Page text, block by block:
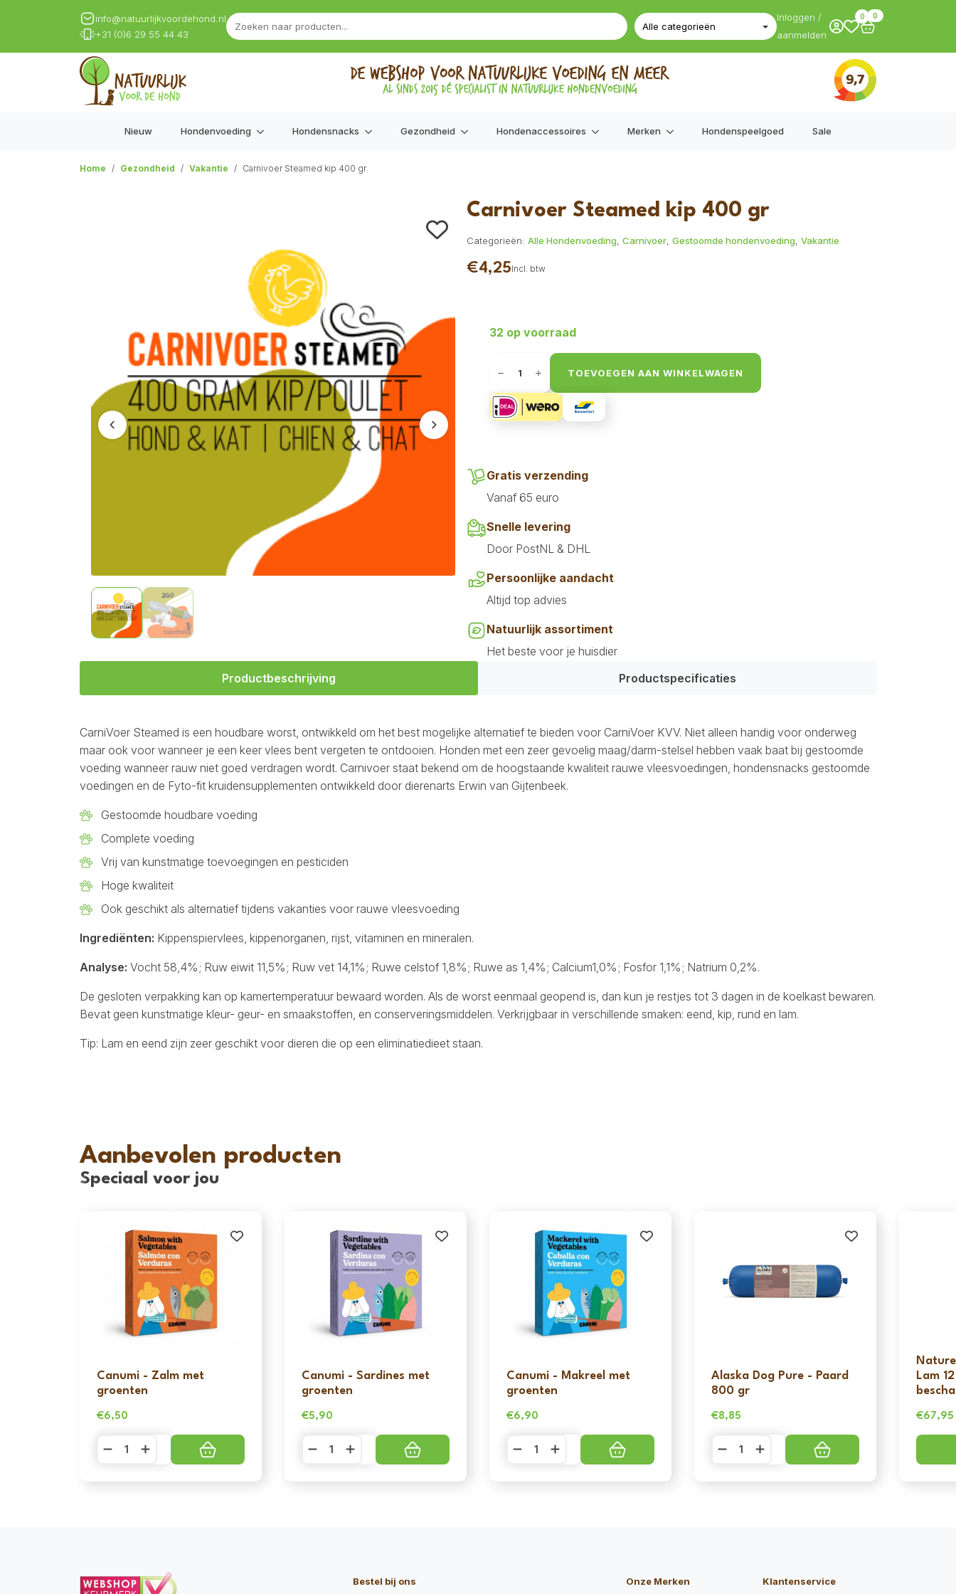
info@natuurlijkvoordehond.nl
+31 (0)6 29 55 44 43
Inloggen /
aanmelden
0 0
Nieuw Hondenvoeding Hondensnacks Gezondheid Hondenaccessoires Merken Hondenspeelgoed Sale
Home Gezondheid Vakantie Carnivoer Steamed kip 400 gr
Vorige Volgende
Carnivoer Steamed kip 400 gr
Categorieën: Alle Hondenvoeding Carnivoer Gestoomde hondenvoeding Vakantie
€4,25Incl. btw
32 op voorraad
Steamed
400
gr
aantal
TOEVOEGEN AAN WINKELWAGEN
Gratis verzending
Vanaf 65 euro
Snelle levering
Door PostNL & DHL
Persoonlijke aandacht
Altijd top advies
Natuurlijk assortiment
Het beste voor je huisdier
Productbeschrijving
Productspecificaties
CarniVoer Steamed is een houdbare worst, ontwikkeld om het best mogelijke alternatief te bieden voor CarniVoer KVV. Niet alleen handig voor onderweg
maar ook voor wanneer je een keer vlees bent vergeten te ontdooien. Honden met een zeer gevoelig maag/darm-stelsel hebben vaak baat bij gestoomde
voeding wanneer rauw niet goed verdragen wordt. Carnivoer staat bekend om de hoogstaande kwaliteit rauwe vleesvoedingen, hondensnacks gestoomde
voedingen en de Fyto-fit kruidensupplementen ontwikkeld door dierenarts Erwin van Gijtenbeek.
Gestoomde houdbare voeding
Complete voeding
Vrij van kunstmatige toevoegingen en pesticiden
Hoge kwaliteit
Ook geschikt als alternatief tijdens vakanties voor rauwe vleesvoeding
Ingrediënten: Kippenspiervlees, kippenorganen, rijst, vitaminen en mineralen.
Analyse: Vocht 58,4%; Ruw eiwit 11,5%; Ruw vet 14,1%; Ruwe celstof 1,8%; Ruwe as 1,4%; Calcium1,0%; Fosfor 1,1%; Natrium 0,2%.
De gesloten verpakking kan op kamertemperatuur bewaard worden. Als de worst eenmaal geopend is, dan kun je restjes tot 3 dagen in de koelkast bewaren.
Bevat geen kunstmatige kleur- geur- en smaakstoffen, en conserveringsmiddelen. Verkrijgbaar in verschillende smaken: eend, kip, rund en lam.
Tip: Lam en eend zijn zeer geschikt voor dieren die op een eliminatiedieet staan.
Aanbevolen producten
Speciaal voor jou
Canumi - Zalm met
groenten
€6,50
groenten
Canumi - Sardines met
groenten
€5,90
groenten
Canumi - Makreel met
groenten
€6,90
groenten
Alaska Dog Pure - Paard
800 gr
€8,85
Dog
Paard
Lam
prijs
€77,95.
€67,95
Huidige
prijs
€67,95.
Bestel bij ons
Onze Merken
Klantenservice